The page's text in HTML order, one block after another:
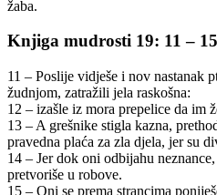
žaba.
Knjiga mudrosti 19: 11 – 15
11 – Poslije vidješe i nov nastanak
žudnjom, zatražili jela raskošna:
12 – izašle iz mora prepelice da im
13 – A grešnike stigla kazna,
pravedna plaća za zla djela, jer su
14 – Jer dok oni odbijahu
pretvoriše u robove.
15 – Oni se prema strancima